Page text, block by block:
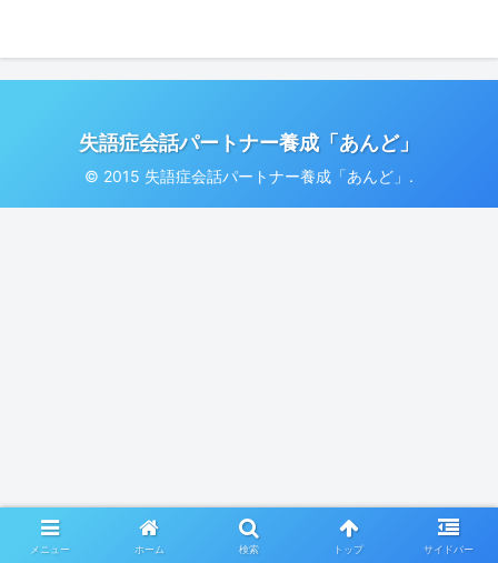
失語症会話パートナー養成「あんど」
© 2015 失語症会話パートナー養成「あんど」.
メニュー ホーム 検索 トップ サイドバー